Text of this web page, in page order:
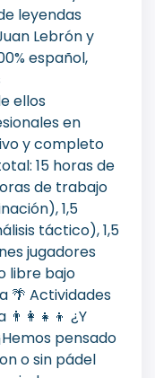
leyendas
Lebrón y
español,
ellos
en
y completo
15 horas de
de trabajo
1,5
táctico), 1,5
jugadores
libre bajo
🌴 Actividades
¿Y
pensado
o sin pádel